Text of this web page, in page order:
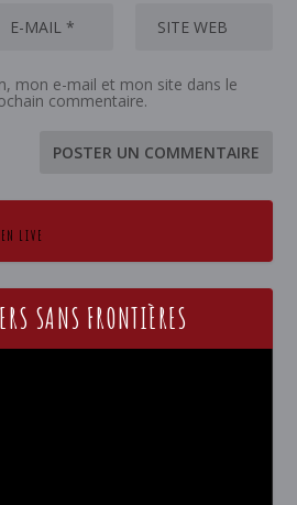
mon e-mail et mon site dans le
commentaire.
LIVE
SANS FRONTIÈRES